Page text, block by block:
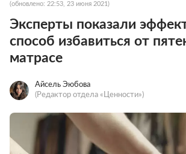
(обновлено: 22:53, 23 июня 2021)
Эксперты показали
способ избавиться от
матрасе
Айсель Эюбова
(Редактор отдела «Ценности»)